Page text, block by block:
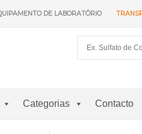
DE LABORATÓRIO
Categorias Contacto